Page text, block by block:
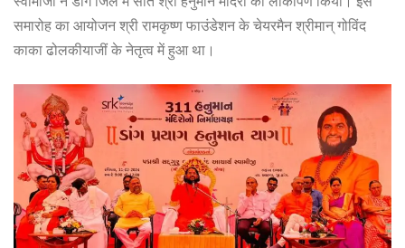
समारोह का आयोजन श्री रामकृष्ण फाउंडेशन के चेयरमैन श्रीमान् गोविंद
काका ढोलकीयाजीं के नेतृत्व में हुआ था।